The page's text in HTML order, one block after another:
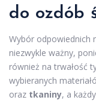
do ozdób
Wybór odpowiednich
niezwykle ważny,
również na trwałość
wybieranych
oraz tkaniny, a